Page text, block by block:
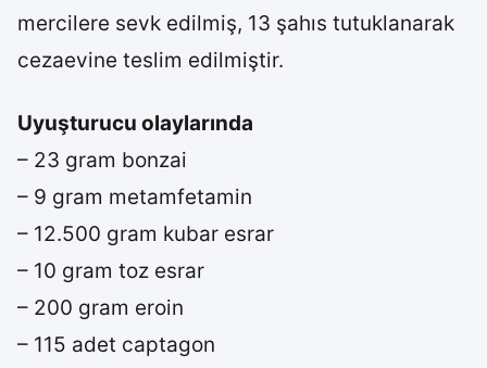
mercilere sevk edilmiş, 13 şahıs tutuklanarak
cezaevine teslim edilmiştir.
Uyuşturucu olaylarında
– 23 gram bonzai
– 9 gram metamfetamin
– 12.500 gram kubar esrar
– 10 gram toz esrar
– 200 gram eroin
– 115 adet captagon